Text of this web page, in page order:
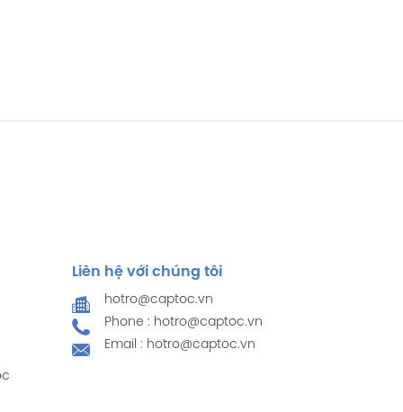
Liên hệ với chúng tôi
hotro@captoc.vn
Phone : hotro@captoc.vn
Email : hotro@captoc.vn